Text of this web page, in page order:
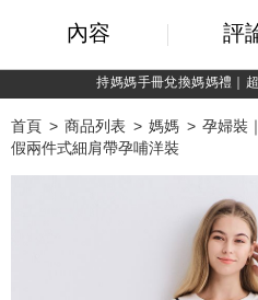
持媽媽手冊兌換媽媽禮｜
首頁 商品列表 媽媽 孕婦裝
假兩件式細肩帶孕哺洋裝
內容 評